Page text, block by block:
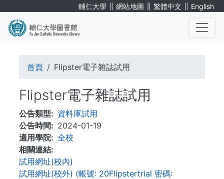
輔仁大學 ∥ 網站地圖 ∥ 繁體中文 ∥ English
導
連
結
首頁 Flipster電子雜誌試用
Flipster電子雜誌試用
公告類型
資料庫試用
公告時間
2024-01-19
適用學院
全校
相關連結
試用網址(校內)
試用網址(校外) (帳號: 20Flipstertrial 密碼: